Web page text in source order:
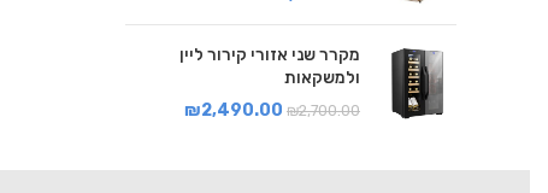
מקרר שני אזורי קירור ליין
ולמשקאות
₪2,700.00
₪2,490.00